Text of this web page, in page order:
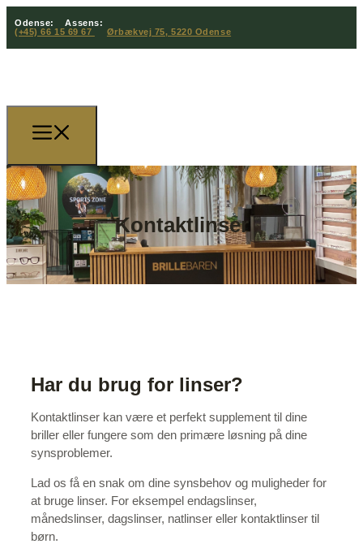
Odense:
Assens:
(+45) 66 15 69 67
Ørbækvej 75, 5220 Odense
Kontaktlinser
Har du brug for linser?
Kontaktlinser kan være et perfekt supplement til dine
briller eller fungere som den primære løsning på dine
synsproblemer.
Lad os få en snak om dine synsbehov og muligheder for
at bruge linser. For eksempel endagslinser,
månedslinser, dagslinser, natlinser eller kontaktlinser til
børn.